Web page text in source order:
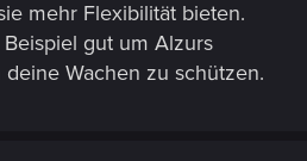
mehr Flexibilität bieten.
gut um Alzurs
Wachen zu schützen.